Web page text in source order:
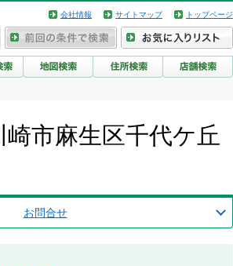
会社情報 サイトマップ トップページ
市麻生区千代ケ丘
お問合せ